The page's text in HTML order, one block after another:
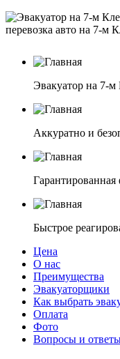
Эвакуатор на 7-м
Аккуратно и
Быстрое
Цена
О нас
Преимущества
Эвакуаторщики
Как выбрать
Оплата
Фото
Вопросы и